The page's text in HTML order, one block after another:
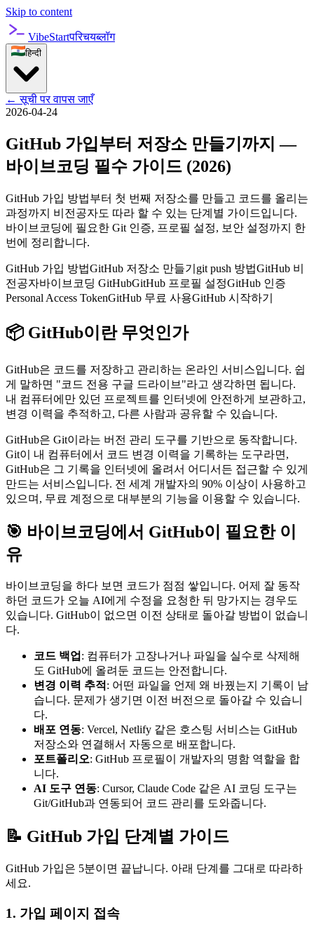
Skip to content
VibeStartपरिचयब्लॉग
हिन्दी
←सूची पर वापस जाएँ
2026-04-24
GitHub 가입부터 저장소 만들기까지 —
바이브코딩 필수 가이드 (2026)
GitHub 가입 방법부터 첫 번째 저장소를 만들고 코드를 올리는
과정까지 비전공자도 따라 할 수 있는 단계별 가이드입니다.
바이브코딩에 필요한 Git 인증, 프로필 설정, 보안 설정까지 한
번에 정리합니다.
GitHub 가입 방법GitHub 저장소 만들기 git push 방법GitHub 비
전공자바이브코딩 GitHubGitHub 프로필 설정GitHub 인증
Personal Access TokenGitHub 무료 사용GitHub 시작하기
📦 GitHub이란 무엇인가
GitHub은 코드를 저장하고 관리하는 온라인 서비스입니다. 쉽
게 말하면 "코드 전용 구글 드라이브"라고 생각하면 됩니다.
내 컴퓨터에만 있던 프로젝트를 인터넷에 안전하게 보관하고,
변경 이력을 추적하고, 다른 사람과 공유할 수 있습니다.
GitHub은 Git이라는 버전 관리 도구를 기반으로 동작합니다.
Git이 내 컴퓨터에서 코드 변경 이력을 기록하는 도구라면,
GitHub은 그 기록을 인터넷에 올려서 어디서든 접근할 수 있게
만드는 서비스입니다. 전 세계 개발자의 90% 이상이 사용하고
있으며, 무료 계정으로 대부분의 기능을 이용할 수 있습니다.
🎯 바이브코딩에서 GitHub이 필요한 이
유
바이브코딩을 하다 보면 코드가 점점 쌓입니다. 어제 잘 동작
하던 코드가 오늘 AI에게 수정을 요청한 뒤 망가지는 경우도
있습니다. GitHub이 없으면 이전 상태로 돌아갈 방법이 없습니
다.
코드 백업 : 컴퓨터가 고장나거나 파일을 실수로 삭제해
도 GitHub에 올려둔 코드는 안전합니다.
변경 이력 추적 : 어떤 파일을 언제 왜 바꿨는지 기록이 남
습니다. 문제가 생기면 이전 버전으로 돌아갈 수 있습니
다.
배포 연동: Vercel, Netlify 같은 호스팅 서비스는 GitHub
저장소와 연결해서 자동으로 배포합니다.
포트폴리오: GitHub 프로필이 개발자의 명함 역할을 합
니다.
AI 도구 연동: Cursor, Claude Code 같은 AI 코딩 도구는
Git/GitHub과 연동되어 코드 관리를 도와줍니다.
📝 GitHub 가입 단계별 가이드
GitHub 가입은 5분이면 끝납니다. 아래 단계를 그대로 따라하
세요.
1. 가입 페이지 접속